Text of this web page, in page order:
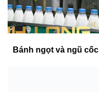
Bánh ngọt và ngũ cốc